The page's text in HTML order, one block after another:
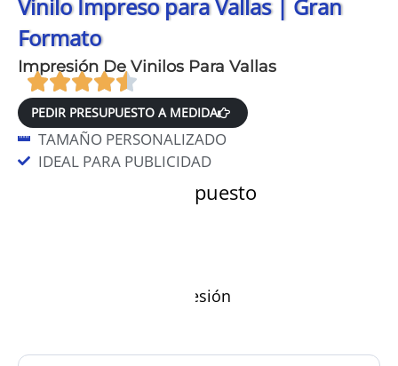
Vinilo Impreso para Vallas | Gran
Formato
Impresión De Vinilos Para Vallas
PEDIR PRESUPUESTO A MEDIDA
TAMAÑO PERSONALIZADO
IDEAL PARA PUBLICIDAD
Datos para el presupuesto
Características de impresión